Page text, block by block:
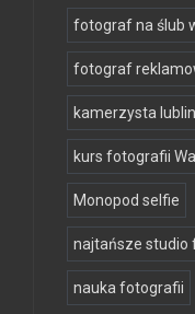
fotograf na ślub
fotograf
kamerzysta lublin
kurs fotografii
Monopod selfie
najtańsze studio
nauka fotografii